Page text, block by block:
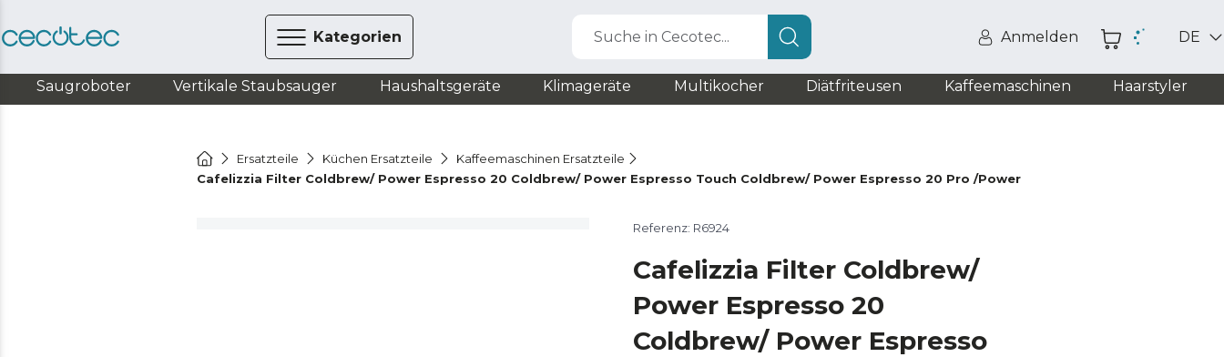
Kategorien Suche in Cecotec... Anmelden DE
Saugroboter Vertikale Staubsauger Haushaltsgeräte Klimageräte Multikocher Diätfriteusen Kaffeemaschinen Haarstyler
Ersatzteile Küchen Ersatzteile
Kaffeemaschinen Ersatzteile
Cafelizzia Filter Coldbrew/ Power Espresso 20 Coldbrew/ Power Espresso Touch Coldbrew/ Power Espresso 20 Pro /Power Espresso 20 Pro Latte
Referenz: R6924
Cafelizzia Filter Coldbrew/
Power Espresso 20
Coldbrew/ Power Espresso